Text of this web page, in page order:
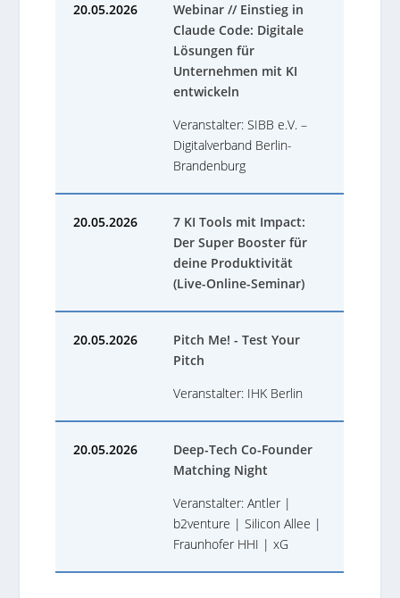
20.05.2026
Webinar // Einstieg in
Claude Code: Digitale
Lösungen für
Unternehmen mit KI
entwickeln
Veranstalter: SIBB e.V. –
Digitalverband Berlin-
Brandenburg
20.05.2026
7 KI Tools mit Impact:
Der Super Booster für
deine Produktivität
(Live-Online-Seminar)
20.05.2026
Pitch Me! - Test Your
Pitch
Veranstalter: IHK Berlin
20.05.2026
Deep-Tech Co-Founder
Matching Night
Veranstalter: Antler |
b2venture | Silicon Allee |
Fraunhofer HHI | xG